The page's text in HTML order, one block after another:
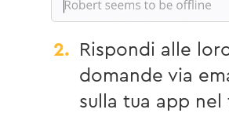
2.
Rispondi alle
domande via
sulla tua app nel